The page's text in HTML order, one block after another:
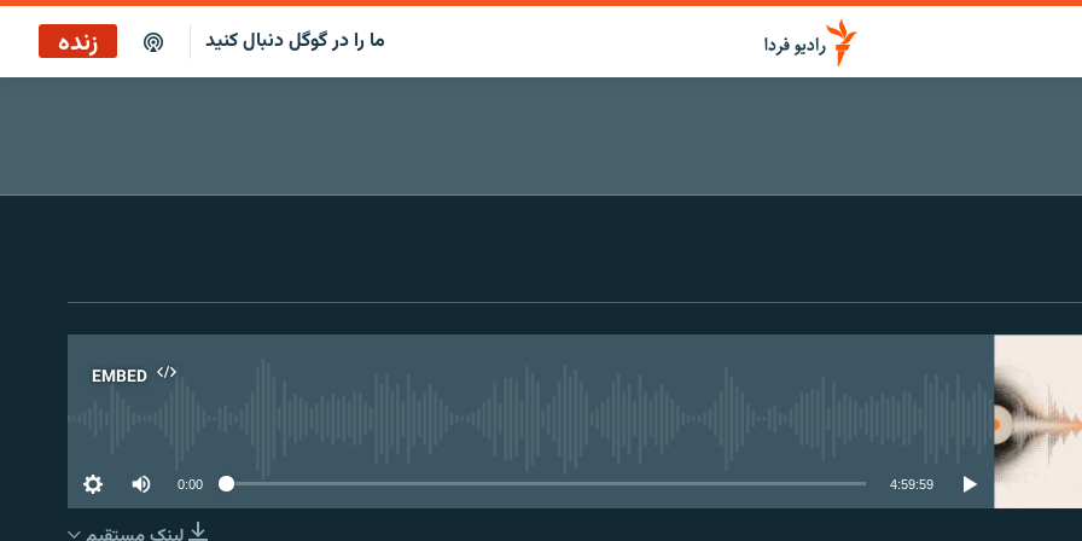
ما را در گوگل دنبال کنید زنده
EMBED
0:00 4:59:59